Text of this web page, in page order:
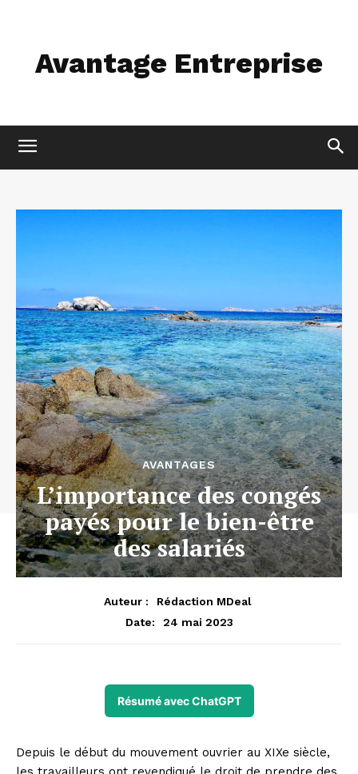
Avantage Entreprise
AVANTAGES
L’importance des congés
payés pour le bien-être
des salariés
Auteur :
Rédaction MDeal
Date:
24 mai 2023
Résumé avec ChatGPT
Depuis le début du mouvement ouvrier au XIXe siècle,